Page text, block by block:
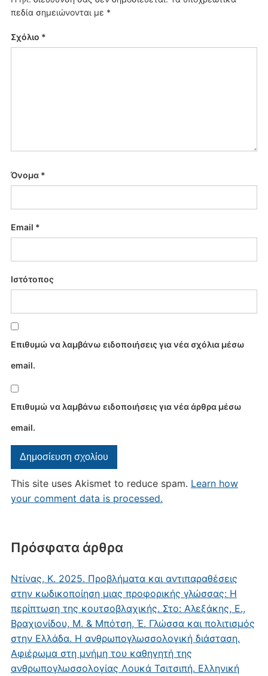
Πρόσφατα άρθρα
Ντίνας, Κ. 2025. Προβλήματα και αντιπαραθέσεις
στην κωδικοποίηση μιας προφορικής γλώσσας: Η
περίπτωση της κουτσοβλαχικής. Στο: Αλεξάκης, Ε.,
Βραχιονίδου, Μ. & Μπότση, Έ. Γλώσσα και πολιτισμός
στην Ελλάδα. Η ανθρωπογλωσσολογική διάσταση.
Αφιέρωμα στη μνήμη του καθηγητή της
ανθρωπογλωσσολογίας Λουκά Τσιτσιπή. Ελληνική
πεδία σημειώνονται με *
Σχόλιο *
Όνομα *
Email *
Ιστότοπος
Επιθυμώ να λαμβάνω ειδοποιήσεις για νέα σχόλια μέσω
email.
Επιθυμώ να λαμβάνω ειδοποιήσεις για νέα άρθρα μέσω
email.
This site uses Akismet to reduce spam. Learn how
your comment data is processed.